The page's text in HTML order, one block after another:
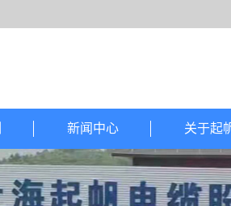
新闻中心 关于起